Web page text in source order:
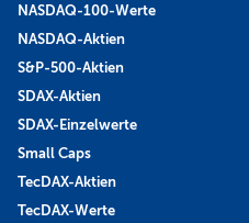
NASDAQ-100-Werte
NASDAQ-Aktien
S&P-500-Aktien
SDAX-Aktien
SDAX-Einzelwerte
Small Caps
TecDAX-Aktien
TecDAX-Werte